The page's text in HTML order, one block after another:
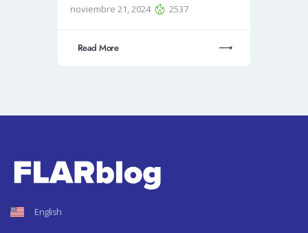
noviembre 21, 2024 2537
Read More
English